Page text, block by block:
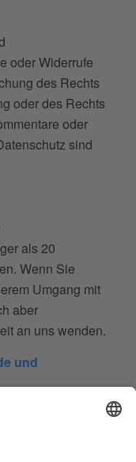
oder Widerrufe
des Rechts
oder des Rechts
oder
sind
als 20
Wenn Sie
Umgang mit
aber
an uns wenden.
und
von
kann, ist der